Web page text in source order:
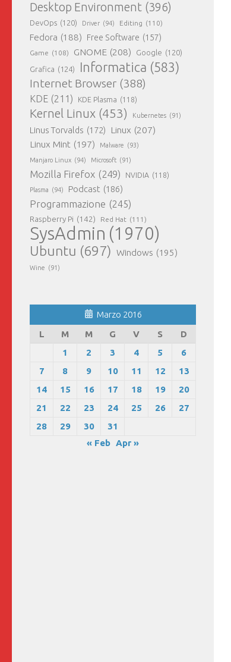
Desktop Environment (396)
DevOps (120) Driver (94) Editing (110)
Fedora (188) Free Software (157)
Game (108) GNOME (208) Google (120)
Grafica (124) Informatica (583)
Internet Browser (388)
KDE (211) KDE Plasma (118)
Kernel Linux (453) Kubernetes (91)
Linus Torvalds (172) Linux (207)
Linux Mint (197) Malware (93)
Manjaro Linux (94) Microsoft (91)
Mozilla Firefox (249) NVIDIA (118)
Plasma (94) Podcast (186)
Programmazione (245)
Raspberry Pi (142) Red Hat (111)
SysAdmin (1970)
Ubuntu (697) Windows (195)
Wine (91)
Marzo 2016
L
M M G V S
D
1
2 3 4 5
6
7
8 9 10 11 12
13
14
15 16 17 18 19
20
21
22 23 24 25 26
27
28
29 30
31
« Feb Apr »